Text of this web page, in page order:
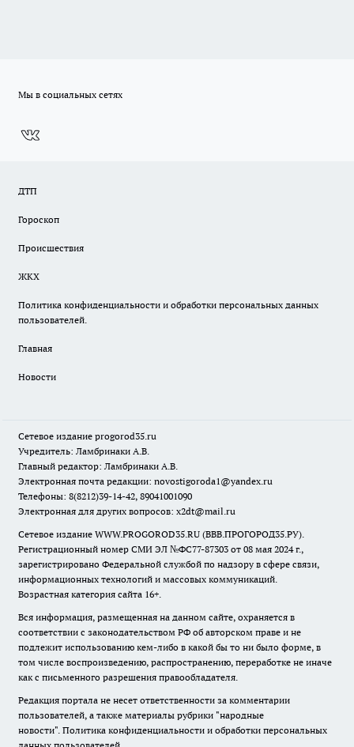
Мы в социальных сетях
ДТП
Гороскоп
Происшествия
ЖКХ
Политика конфиденциальности и обработки персональных данных
пользователей.
Главная
Новости
Сетевое издание progorod35.ru
Учредитель: Ламбринаки А.В.
Главный редактор: Ламбринаки А.В.
Электронная почта редакции: novostigoroda1@yandex.ru
Телефоны: 8(8212)39-14-42, 89041001090
Электронная для других вопросов: x2dt@mail.ru
Сетевое издание WWW.PROGOROD35.RU (ВВВ.ПРОГОРОД35.РУ).
Регистрационный номер СМИ ЭЛ №ФС77-87303 от 08 мая 2024 г.,
зарегистрировано Федеральной службой по надзору в сфере связи,
информационных технологий и массовых коммуникаций.
Возрастная категория сайта 16+.
Вся информация, размещенная на данном сайте, охраняется в
соответствии с законодательством РФ об авторском праве и не
подлежит использованию кем-либо в какой бы то ни было форме, в
том числе воспроизведению, распространению, переработке не иначе
как с письменного разрешения правообладателя.
Редакция портала не несет ответственности за комментарии
пользователей, а также материалы рубрики "народные
новости". Политика конфиденциальности и обработки персональных